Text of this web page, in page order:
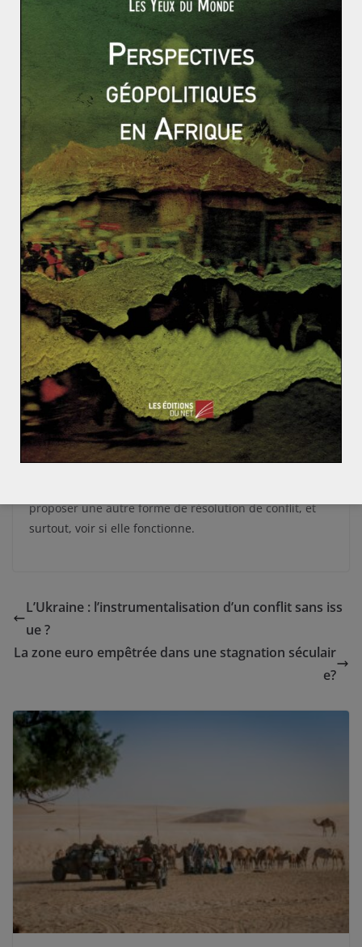
Alors que les Talibans reprennent l’avantage au sol, il
parait plus compliqué de les amener à la table des
négociations. Surtout depuis qu’ils subissent la
concurrence de l’Etat Islamique dans leur territoire, les
obligeant à adopter une rhétorique guerrière à l’égard
de Kaboul afin de ne pas perdre des militants.
Malgré une politique visiblement plus pragmatique
proposée par la Chine, réussir à accorder tous les
acteurs de l’Afpak sur une solution politique semble
relever de l’utopie. Les divisions au sein de la classe
politique afghane, du complexe militaire pakistanais et
du mouvement Taliban rendent difficile une
convergence de tous les acteurs sans des fractures au
sein d’entre eux. Des fractures qui ne pourront
qu’engendrer plus de tensions dans une région déjà
troublée où la paix semble rester un objectif plus
louable qu’atteignable.
La tentative de la Chine d’amener la paix et le
développement économique dans cette région est donc
l’un des premiers grands tests pour Pékin en tant que
grande puissance. Un défi dont Pékin a conscience des
opportunités et des risques, mais qui sera l’occasion de
proposer une autre forme de résolution de conflit, et
surtout, voir si elle fonctionne.
L’Ukraine : l’instrumentalisation d’un conflit sans iss
ue ?
La zone euro empêtrée dans une stagnation séculair
e?